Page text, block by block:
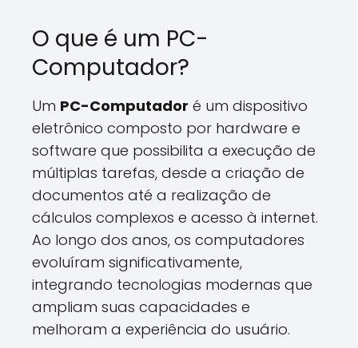
O que é um PC-
Computador?
Um PC-Computador é um dispositivo
eletrônico composto por hardware e
software que possibilita a execução de
múltiplas tarefas, desde a criação de
documentos até a realização de
cálculos complexos e acesso à internet.
Ao longo dos anos, os computadores
evoluíram significativamente,
integrando tecnologias modernas que
ampliam suas capacidades e
melhoram a experiência do usuário.